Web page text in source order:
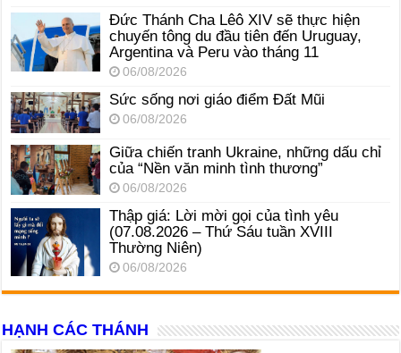
Đức Thánh Cha Lêô XIV sẽ thực hiện
chuyến tông du đầu tiên đến Uruguay,
Argentina và Peru vào tháng 11
06/08/2026
Sức sống nơi giáo điểm Đất Mũi
06/08/2026
Giữa chiến tranh Ukraine, những dấu chỉ
của “Nền văn minh tình thương”
06/08/2026
Thập giá: Lời mời gọi của tình yêu
(07.08.2026 – Thứ Sáu tuần XVIII
Thường Niên)
06/08/2026
HẠNH CÁC THÁNH